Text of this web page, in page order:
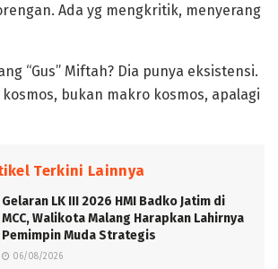
Ada yg mengkritik, menyerang
“Gus” Miftah? Dia punya eksistensi.
bukan makro kosmos, apalagi
Terkini Lainnya
Gelaran LK III 2026 HMI Badko Jatim di
MCC, Walikota Malang Harapkan Lahirnya
Pemimpin Muda Strategis
06/08/2026